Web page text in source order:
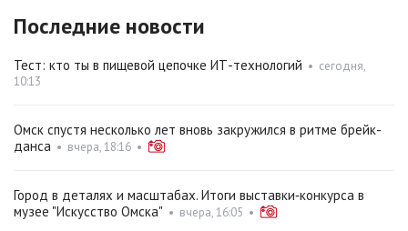
Последние новости
Тест: кто ты в пищевой цепочке ИТ-технологий • сегодня,
10:13
Омск спустя несколько лет вновь закружился в ритме брейк-
данса • вчера, 18:16 •
Город в деталях и масштабах. Итоги выставки‑конкурса в
музее "Искусство Омска" • вчера, 16:05 •